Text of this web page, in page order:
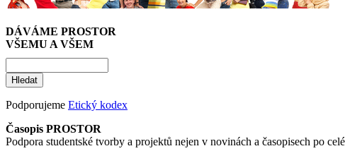
DÁVÁME PROSTOR
VŠEMU A VŠEM
Podporujeme Etický kodex
Časopis PROSTOR
Podpora studentské tvorby a projektů nejen v novinách a časopisech po